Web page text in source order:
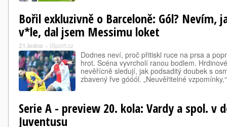
Bořil exkluzivně o Barceloně: Gól? Nevím,
v*le, dal jsem Messimu loket
21.ledna » iSport.cz
Dodnes neví, proč přitiskl ruce na prsa a
hrot. Scéna vyvrcholí ranou bodlem.
nevěřícně sledují, jak podsaditý doubek s
zbavený řve góóól. „Neuvěřitelné
Serie A - preview 20. kola: Vardy a spol. v
Juventusu